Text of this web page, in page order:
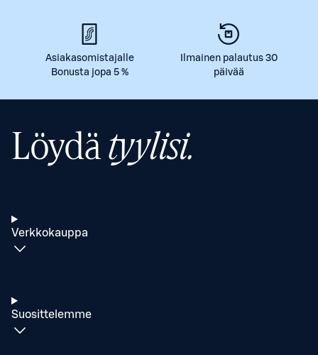
Asiakasomistajalle
Bonusta jopa 5 %
Ilmainen palautus 30
päivää
Löydätyylisi.
Verkkokauppa
Suosittelemme